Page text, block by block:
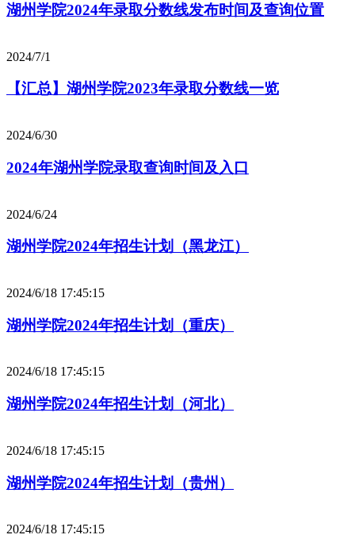
湖州学院2024年录取分数线发布时间及查询位置
2024/7/1
【汇总】湖州学院2023年录取分数线一览
2024/6/30
2024年湖州学院录取查询时间及入口
2024/6/24
湖州学院2024年招生计划（黑龙江）
2024/6/18 17:45:15
湖州学院2024年招生计划（重庆）
2024/6/18 17:45:15
湖州学院2024年招生计划（河北）
2024/6/18 17:45:15
湖州学院2024年招生计划（贵州）
2024/6/18 17:45:15